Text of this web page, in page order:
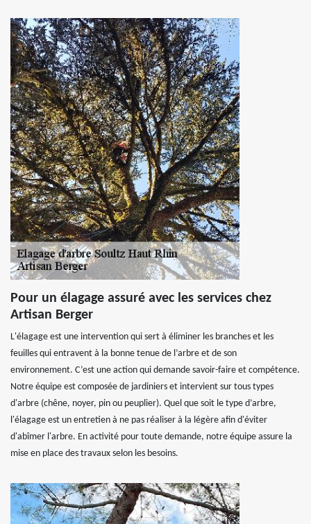
Pour un élagage assuré avec les services chez
Artisan Berger
L'élagage est une intervention qui sert à éliminer les branches et les
feuilles qui entravent à la bonne tenue de l’arbre et de son
environnement. C’est une action qui demande savoir-faire et compétence.
Notre équipe est composée de jardiniers et intervient sur tous types
d'arbre (chêne, noyer, pin ou peuplier). Quel que soit le type d’arbre,
l'élagage est un entretien à ne pas réaliser à la légère afin d'éviter
d'abîmer l'arbre. En activité pour toute demande, notre équipe assure la
mise en place des travaux selon les besoins.